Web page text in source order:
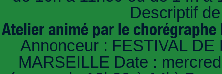
Descriptif
Atelier animé par le
Annonceur : FESTIVAL
MARSEILLE Date :